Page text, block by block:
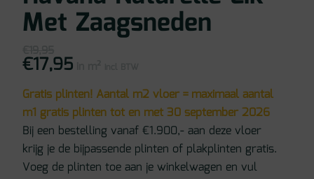
Met Zaagsneden
Oorspronkelijke
prijs
was:
€17,95Huidige
prijs
Gratis plinten! Aantal m2 vloer = maximaal aantal
m1 gratis plinten tot en met 30 september 2026
Bij een bestelling vanaf €1.900,- aan deze vloer
krijg je de bijpassende plinten of plakplinten gratis.
Voeg de plinten toe aan je winkelwagen en vul